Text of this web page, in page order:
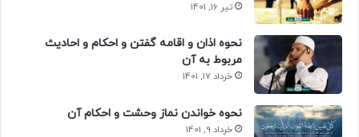
تیر 16, 1401
نحوه اذان و اقامه گفتن و احکام و احادیث
مربوط به آن
خرداد 17, 1401
نحوه خواندن نماز وحشت و احکام آن
خرداد 9, 1401